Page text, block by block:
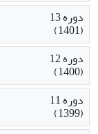
دوره 13
(1401)
دوره 12
(1400)
دوره 11
(1399)